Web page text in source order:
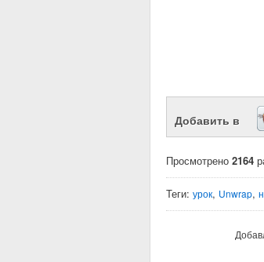
Добавить в
Просмотрено 2164
Теги: урок, Unwrap,